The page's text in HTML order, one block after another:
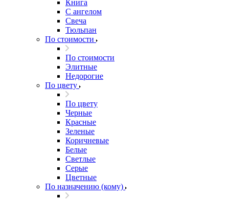
Книга
С ангелом
Свеча
Тюльпан
По стоимости
По стоимости
Элитные
Недорогие
По цвету
По цвету
Черные
Красные
Зеленые
Коричневые
Белые
Светлые
Серые
Цветные
По назначению (кому)